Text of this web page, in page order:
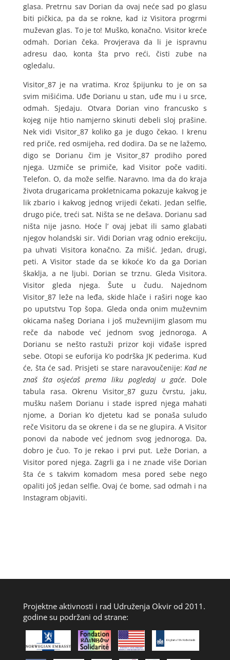
glasa. Pretrnu sav Dorian da ovaj neće sad po glasu
biti pičkica, pa da se rokne, kad iz Visitora progrmi
muževan glas. To je to! Muško, konačno. Visitor kreće
odmah. Dorian čeka. Provjerava da li je ispravnu
adresu dao, konta šta prvo reći, čisti zube na
ogledalu.
Visitor_87 je na vratima. Kroz špijunku to je on sa
svim mišićima. Uđe Dorianu u stan, uđe mu i u srce,
odmah. Sjedaju. Otvara Dorian vino francusko s
kojeg nije htio namjerno skinuti debeli sloj prašine.
Nek vidi Visitor_87 koliko ga je dugo čekao. I krenu
red priče, red osmijeha, red dodira. Da se ne lažemo,
digo se Dorianu čim je Visitor_87 prodiho pored
njega. Uzmiče se primiče, kad Visitor poče vaditi.
Telefon. O, da može selfie. Naravno. Ima da do kraja
života drugaricama prokletnicama pokazuje kakvog je
lik zbario i kakvog jednog vrijedi čekati. Jedan selfie,
drugo piće, treći sat. Ništa se ne dešava. Dorianu sad
ništa nije jasno. Hoće l’ ovaj jebat ili samo glabati
njegov holandski sir. Vidi Dorian vrag odnio erekciju,
pa uhvati Visitora konačno. Za mišić. Jedan, drugi,
peti. A Visitor stade da se kikoće k’o da ga Dorian
škaklja, a ne ljubi. Dorian se trznu. Gleda Visitora.
Visitor gleda njega. Šute u čudu. Najednom
Visitor_87 leže na leđa, skide hlače i raširi noge kao
po uputstvu Top šopa. Gleda onda onim muževnim
okicama našeg Doriana i još muževnijim glasom mu
reče da nabode već jednom svog jednoroga. A
Dorianu se nešto rastuži prizor koji viđaše ispred
sebe. Otopi se euforija k’o podrška JK pederima. Kud
će, šta će sad. Prisjeti se stare naravoučenije:Kad ne
znaš šta osjećaš prema liku pogledaj u gaće. Dole
tabula rasa. Okrenu Visitor_87 guzu čvrstu, jaku,
mušku našem Dorianu i stade ispred njega mahati
njome, a Dorian k’o djetetu kad se ponaša suludo
reče Visitoru da se okrene i da se ne glupira. A Visitor
ponovi da nabode već jednom svog jednoroga. Da,
dobro je čuo. To je rekao i prvi put. Leže Dorian, a
Visitor pored njega. Zagrli ga i ne znade više Dorian
šta će s takvim komadom mesa pored sebe nego
opaliti još jedan selfie. Ovaj će bome, sad odmah i na
Instagram objaviti.
Projektne aktivnosti i rad Udruženja Okvir od 2011.
godine su podržani od strane: